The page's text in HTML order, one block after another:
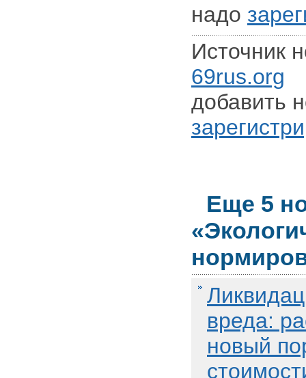
надо
Источник
69rus.org
добавить
Еще 5
вреда:
новый